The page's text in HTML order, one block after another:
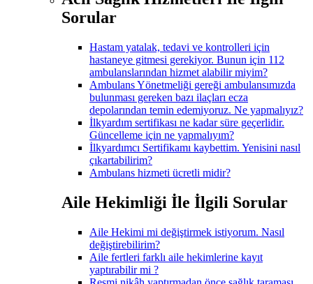
Sorular
Hastam yatalak, tedavi ve kontrolleri için
hastaneye gitmesi gerekiyor. Bunun için 112
ambulanslarından hizmet alabilir miyim?
Ambulans Yönetmeliği gereği ambulansımızda
bulunması gereken bazı ilaçları ecza
depolarından temin edemiyoruz. Ne yapmalıyız?
İlkyardım sertifikası ne kadar süre geçerlidir.
Güncelleme için ne yapmalıyım?
İlkyardımcı Sertifikamı kaybettim. Yenisini nasıl
çıkartabilirim?
Ambulans hizmeti ücretli midir?
Aile Hekimliği İle İlgili Sorular
Aile Hekimi mi değiştirmek istiyorum. Nasıl
değiştirebilirim?
Aile fertleri farklı aile hekimlerine kayıt
yaptırabilir mi ?